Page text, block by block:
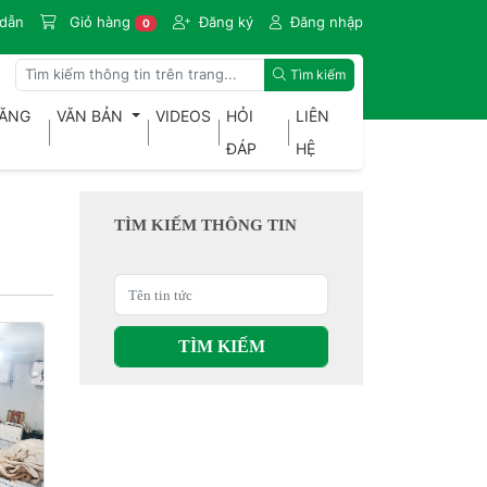
Giỏ hàng 0 Đăng ký Đăng nhập
Tìm kiếm
VĂN BẢN VIDEOS
HỎI
ĐÁP
LIÊN
HỆ
TÌM KIẾM THÔNG TIN